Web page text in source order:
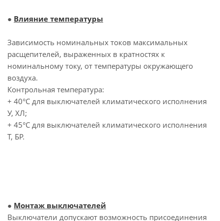
● Влияние температуры
Зависимость номинальных токов максимальных
расщепителей, выраженных в кратностях к
номинальному току, от температуры окружающего
воздуха.
Контрольная температура:
+ 40°С для выключателей климатического исполнения
У, ХЛ;
+ 45°С для выключателей климатического исполнения
Т, БР.
● Монтаж выключателей
Выключатели допускают возможность присоединения